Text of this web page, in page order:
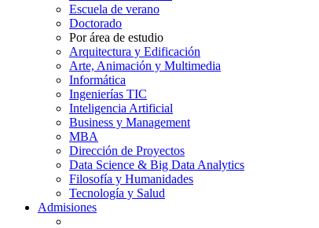
Escuela de verano
Doctorado
Por área de estudio
Arquitectura y Edificación
Arte, Animación y Multimedia
Informática
Ingenierías TIC
Inteligencia Artificial
Business y Management
MBA
Dirección de Proyectos
Data Science & Big Data Analytics
Filosofía y Humanidades
Tecnología y Salud
Admisiones